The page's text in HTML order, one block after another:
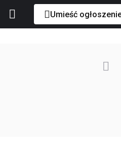
Umieść
+48 797 ... Pokaż